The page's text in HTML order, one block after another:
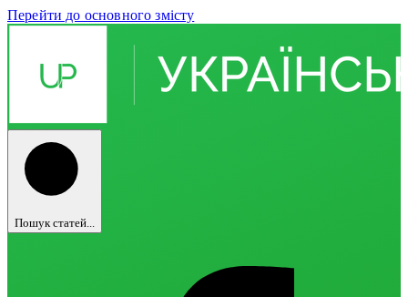
Перейти до основного змісту
Пошук статей...